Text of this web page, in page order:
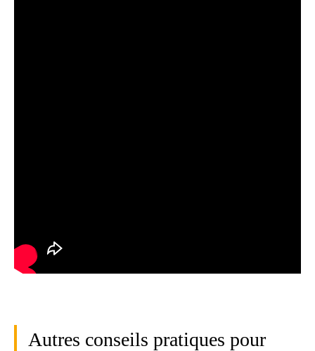
Autres conseils pratiques pour